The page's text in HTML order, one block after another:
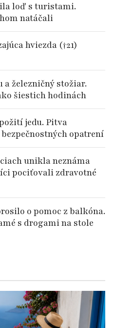
loď s turistami.
natáčali
hviezda (†21)
a železničný stožiar.
šiestich hodinách
jedu. Pitva
opatrení
unikla neznáma
pociťovali zdravotné
o pomoc z balkóna.
s drogami na stole